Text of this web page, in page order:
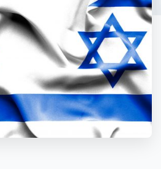
Статьи
ЧП И КРИМИНАЛ
1000 мелочей